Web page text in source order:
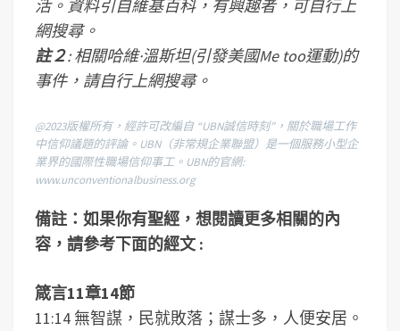
活。資料引自維基百科，有興趣者，可自行上
網搜尋。
註２:相關哈維·溫斯坦(引發美國Me too運動)的
事件，請自行上網搜尋。
@2023版權所有，經許可改編自 “UBN誠信時刻”，關於職場工作
中信仰議題的評論。UBN（非常規企業聯盟）是一個服務小型企
業界的國際性職場信仰事工。UBN的官網:
www.unconventionalbusiness.org
備註：如果你有聖經，想閱讀更多相關的內
容，請參考下面的經文 :
箴言11章14節
11:14 無智謀，民就敗落；謀士多，人便安居。